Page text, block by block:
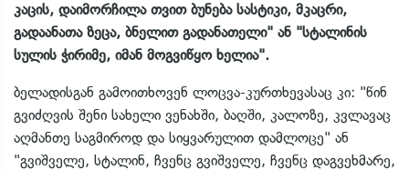
კაცის, დაიმორჩილა თვით ბუნება სასტიკი, მკაცრი,
გადაანათა ზეცა, ბნელით გადანათელი" ან "სტალინის
სულის ჭირიმე, იმან მოგვიწყო ხელია".
ბელადისგან გამოითხოვენ ლოცვა-კურთხევასაც კი: "წინ
გვიძღვის შენი სახელი ვენახში, ბაღში, კალოზე, კვლავაც
აღმანთე საგმიროდ და სიყვარულით დამლოცე" ან
"გვიშველე, სტალინ, ჩვენც გვიშველე, ჩვენც დაგვეხმარე,